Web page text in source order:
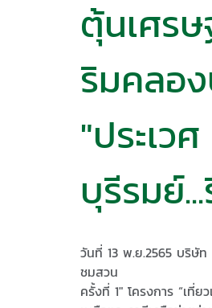
ตุ้นเศร
ริมคลอ
"ประเวศ​
บุรี​รมย์
วันที่ 13 พ.ย.2565 บริษั
ชมสวน
ครั้งที่ 1" โครงการ “เที่